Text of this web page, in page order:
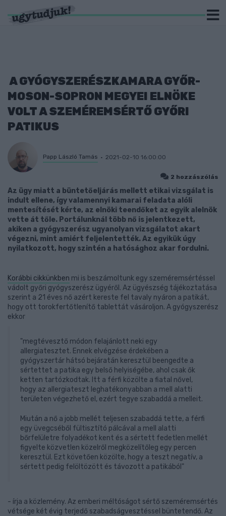
A GYÓGYSZERÉSZKAMARA GYŐR-
MOSON-SOPRON MEGYEI ELNÖKE
VOLT A SZEMÉREMSÉRTŐ GYŐRI
PATIKUS
Papp László Tamás 2021-02-10 16:00:00
2 hozzászólás
Az ügy miatt a büntetőeljárás mellett etikai vizsgálat is
indult ellene, így valamennyi kamarai feladata alóli
mentesítését kérte, az elnöki teendőket az egyik alelnök
vette át tőle. Portálunknál több nő is jelentkezett,
akiken a gyógyszerész ugyanolyan vizsgálatot akart
végezni, mint amiért feljelentették. Az egyikük úgy
nyilatkozott, hogy szintén a hatósághoz akar fordulni.
Korábbi cikkünkben mi is beszámoltunk egy szeméremsértéssel
vádolt győri gyógyszerész ügyéről. Az ügyészség tájékoztatása
szerint a 21 éves nő azért kereste fel tavaly nyáron a patikát,
hogy ott torokfertőtlenítő tablettát vásároljon. A gyógyszerész
ekkor
"megtévesztő módon felajánlott neki egy
allergiatesztet. Ennek elvégzése érdekében a
gyógyszertár hátsó bejáratán keresztül beengedte a
sértettet a patika egy belső helyiségébe, ahol csak ők
ketten tartózkodtak. Itt a férfi közölte a fiatal nővel,
hogy az allergiateszt leghatékonyabban a mell alatti
területen végezhető el, ezért tegye szabaddá a melleit.
Miután a nő a jobb mellét teljesen szabaddá tette, a férfi
egy üvegcséből fültisztító pálcával a mell alatti
bőrfelületre folyadékot kent és a sértett fedetlen mellét
figyelte közvetlen közelről megközelítőleg egy percen
keresztül. Ezt követően közölte, hogy a teszt negatív, a
sértett pedig felöltözött és távozott a patikából"
- írja a közlemény. Az emberi méltóságot sértő szeméremsértés
vétsége két évig terjedő szabadságvesztéssel büntetendő. Az